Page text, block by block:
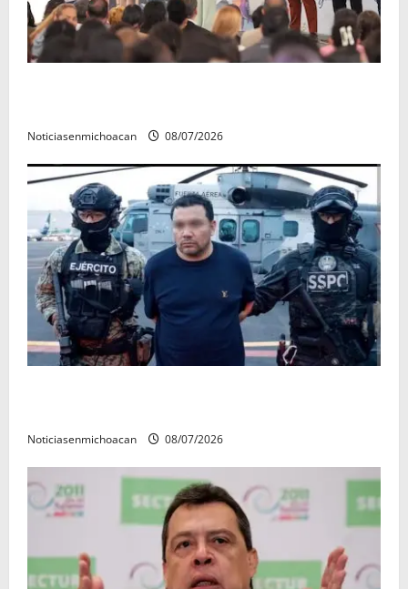
Noticiasenmichoacan 08/07/2026
Noticiasenmichoacan 08/07/2026